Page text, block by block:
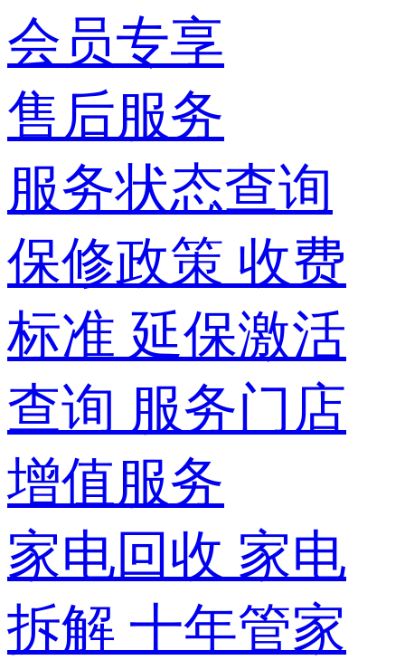
会员专享
售后服务
服务状态查询
保修政策 收费
标准 延保激活
查询 服务门店
增值服务
家电回收 家电
拆解 十年管家